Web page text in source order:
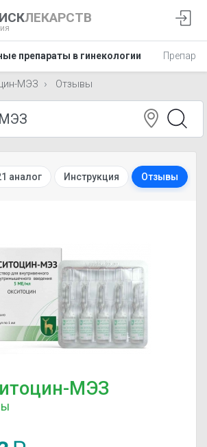
ЛЕКАРСТВ
препараты в гинекологии
МЭЗ Отзывы
аналог Инструкция Отзывы
МЭЗ